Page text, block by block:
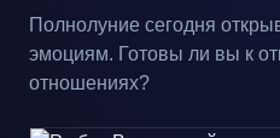
Полнолуние сегодня
эмоциям. Готовы ли вы к
отношениях?